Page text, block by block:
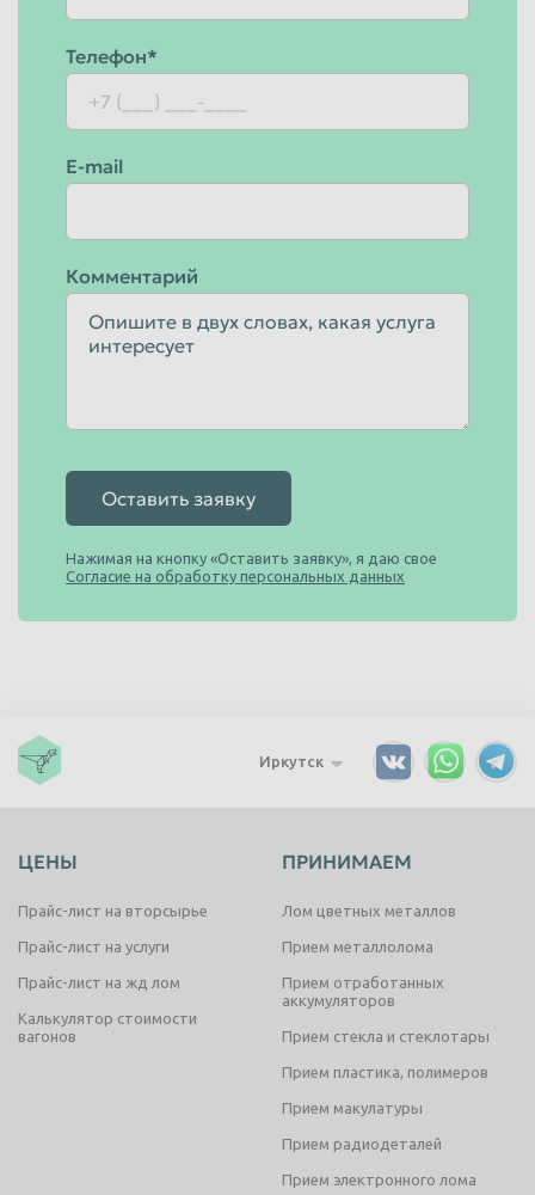
Телефон*
E-mail
Комментарий
Оставить заявку
Нажимая на кнопку «Оставить заявку», я даю свое
Согласие на обработку персональных данных
Иркутск
ЦЕНЫ
Прайс-лист на вторсырье
Прайс-лист на услуги
Прайс-лист на жд лом
Калькулятор стоимости
вагонов
ПРИНИМАЕМ
Лом цветных металлов
Прием металлолома
Прием отработанных
аккумуляторов
Прием стекла и стеклотары
Прием пластика, полимеров
Прием макулатуры
Прием радиодеталей
Прием электронного лома